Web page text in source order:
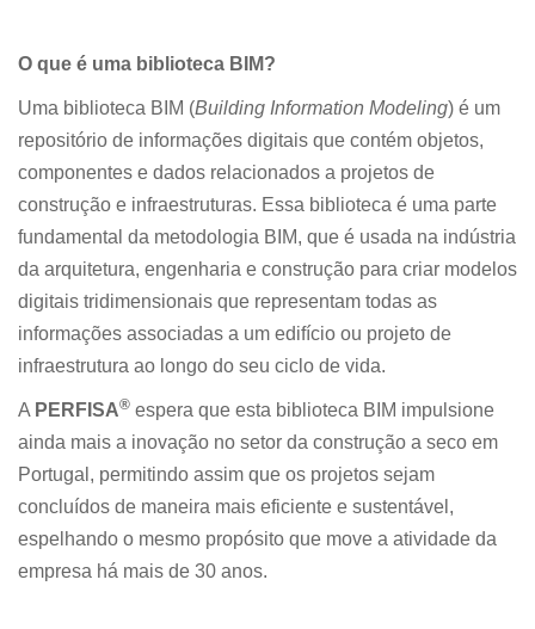
O que é uma biblioteca BIM?
Uma biblioteca BIM (Building Information Modeling) é um
repositório de informações digitais que contém objetos,
componentes e dados relacionados a projetos de
construção e infraestruturas. Essa biblioteca é uma parte
fundamental da metodologia BIM, que é usada na indústria
da arquitetura, engenharia e construção para criar modelos
digitais tridimensionais que representam todas as
informações associadas a um edifício ou projeto de
infraestrutura ao longo do seu ciclo de vida.
A PERFISA® espera que esta biblioteca BIM impulsione
ainda mais a inovação no setor da construção a seco em
Portugal, permitindo assim que os projetos sejam
concluídos de maneira mais eficiente e sustentável,
espelhando o mesmo propósito que move a atividade da
empresa há mais de 30 anos.